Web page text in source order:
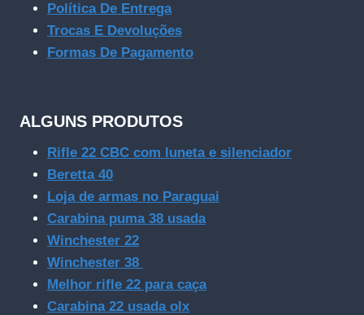
Política De Entrega
Trocas E Devoluções
Formas De Pagamento
ALGUNS PRODUTOS
Rifle 22 CBC com luneta e silenciador
Beretta 40
Loja de armas no Paraguai
Carabina puma 38 usada
Winchester 22
Winchester 38
Melhor rifle 22 para caça
Carabina 22 usada olx